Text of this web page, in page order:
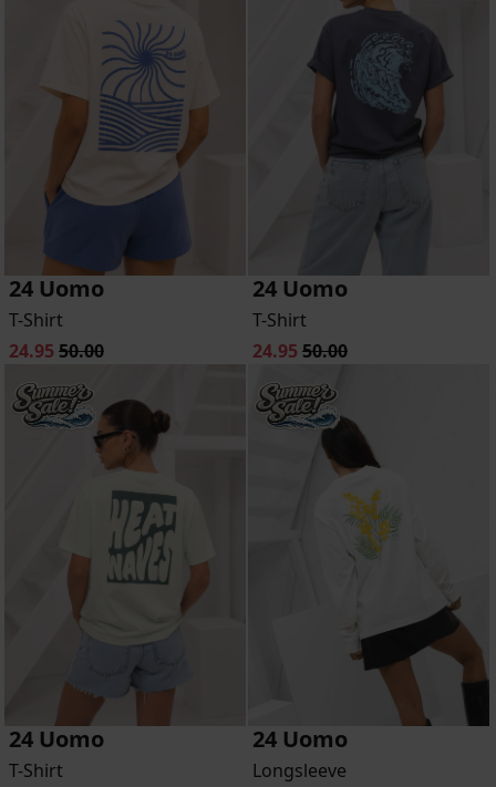
24 Uomo
T-Shirt
24.95 50.00
24 Uomo
T-Shirt
24.95 50.00
24 Uomo
T-Shirt
24 Uomo
Longsleeve